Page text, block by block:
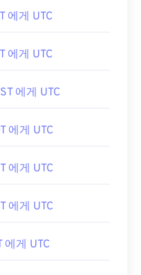
에게 UTC
에게 UTC
에게 UTC
에게 UTC
에게 UTC
에게 UTC
에게 UTC